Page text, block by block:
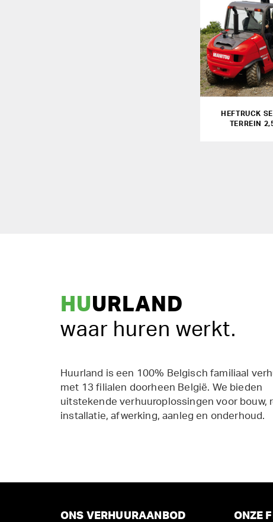
HEFTRUCK
TERREIN
HUURLAND
waar huren werkt.
Huurland is een 100% Belgisch familiaal
met 13 filialen doorheen België. We bieden
uitstekende verhuuroplossingen voor bouw,
installatie, afwerking, aanleg en onderhoud.
ONS VERHUURAANBOD ONZE